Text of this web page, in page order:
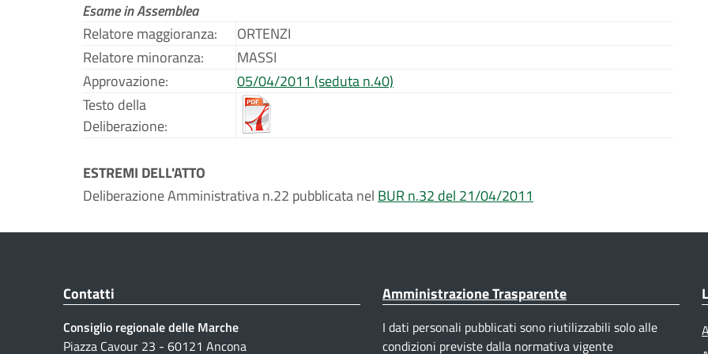
Esame in Assemblea
Relatore maggioranza:
ORTENZI
Relatore minoranza:
MASSI
Approvazione:
05/04/2011 (seduta n.40)
Testo della
Deliberazione:
ESTREMI DELL'ATTO
Deliberazione Amministrativa n.22 pubblicata nel BUR n.32 del 21/04/2011
Contatti
Consiglio regionale delle Marche
Piazza Cavour 23 - 60121 Ancona
Amministrazione Trasparente
I dati personali pubblicati sono riutilizzabili solo alle
condizioni previste dalla normativa vigente